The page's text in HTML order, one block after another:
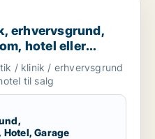
erhvervsgrund,
hotel eller
/ klinik / erhvervsgrund
til salg
Garage